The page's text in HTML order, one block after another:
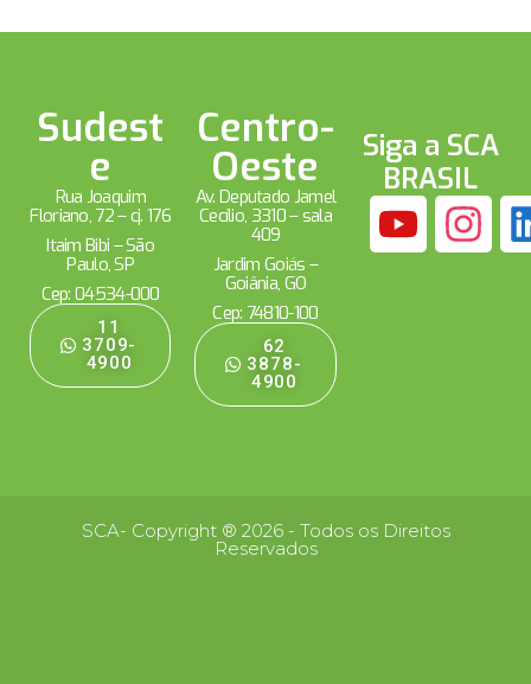
Sudest
e
Rua Joaquim
Floriano, 72 – cj. 176
Itaim Bibi – São
Paulo, SP
Cep: 04534-000
11
3709-
4900
Centro-
Oeste
Av. Deputado Jamel
Cecílio, 3310 – sala
409
Jardim Goiás –
Goiânia, GO
Cep: 74810-100
62
3878-
4900
Siga a SCA
BRASIL
SCA- Copyright ® 2026 - Todos os Direitos
Reservados